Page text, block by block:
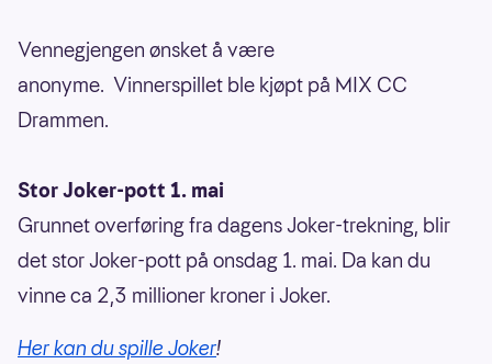
Vennegjengen ønsket å være
anonyme. Vinnerspillet ble kjøpt på MIX CC
Drammen.
Stor Joker-pott 1. mai
Grunnet overføring fra dagens Joker-trekning, blir
det stor Joker-pott på onsdag 1. mai. Da kan du
vinne ca 2,3 millioner kroner i Joker.
Her kan du spille Joker!